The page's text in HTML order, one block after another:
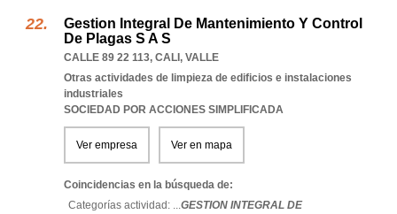
Gestion Integral De Mantenimiento Y Control
De Plagas S A S
CALLE 89 22 113, CALI , VALLE
Otras actividades de limpieza de edificios e instalaciones
industriales
SOCIEDAD POR ACCIONES SIMPLIFICADA
Ver empresa Ver en mapa
Coincidencias en la búsqueda de:
Categorías actividad: ...GESTION INTEGRAL DE